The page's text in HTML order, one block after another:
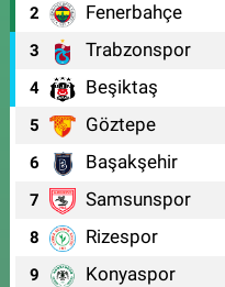
2 Fenerbahçe
3 Trabzonspor
4 Beşiktaş
5 Göztepe
6 Başakşehir
7 Samsunspor
8 Rizespor
9 Konyaspor